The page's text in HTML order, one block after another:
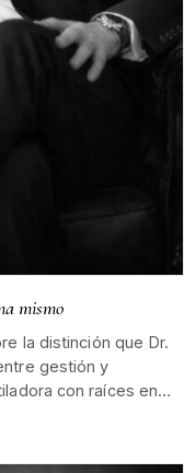
mismo
la distinción que Dr.
gestión y
con raíces en
ante todo, qué